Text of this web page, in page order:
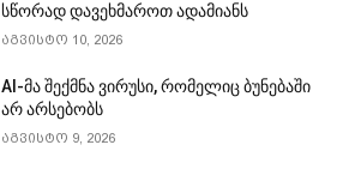
სწორად დავეხმაროთ ადამიანს
აგვისტო 10, 2026
AI-მა შექმნა ვირუსი, რომელიც ბუნებაში
არ არსებობს
აგვისტო 9, 2026